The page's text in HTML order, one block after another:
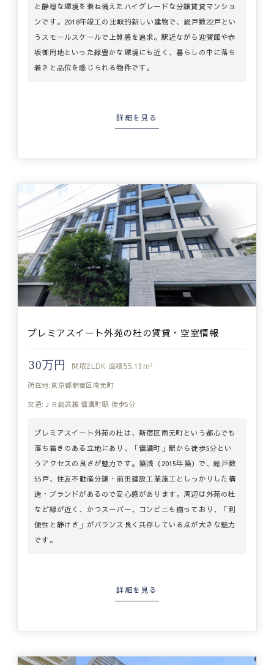
と静穏な環境を兼ね備えたハイグレードな分譲賃貸マンショ
ンです。2018年竣工の比較的新しい建物で、総戸数22戸とい
うスモールスケールで上質感を追求。駅近ながら迎賓館や赤
坂御用地といった緑豊かな環境にも近く、暮らしの中に落ち
着きと品位を感じられる物件です。
詳細を見る
プレミアスイート外苑の杜の賃貸・空室情報
30万円 間取2LDK 面積55.13m²
所在地:東京都新宿区南元町
交通:ＪＲ総武線 信濃町駅 徒歩5分
プレミアスイート外苑の杜は、新宿区南元町という都心でも
落ち着きのある立地にあり、「信濃町」駅から徒歩5分とい
うアクセスの良さが魅力です。築浅（2015年築）で、総戸数
55戸、住友不動産分譲・前田建設工業施工としっかりした構
造・ブランドがあるので安心感があります。周辺は外苑の杜
など緑が近く、かつスーパー、コンビニも揃っており、「利
便性と静けさ」がバランス良く共存している点が大きな魅力
です。
詳細を見る